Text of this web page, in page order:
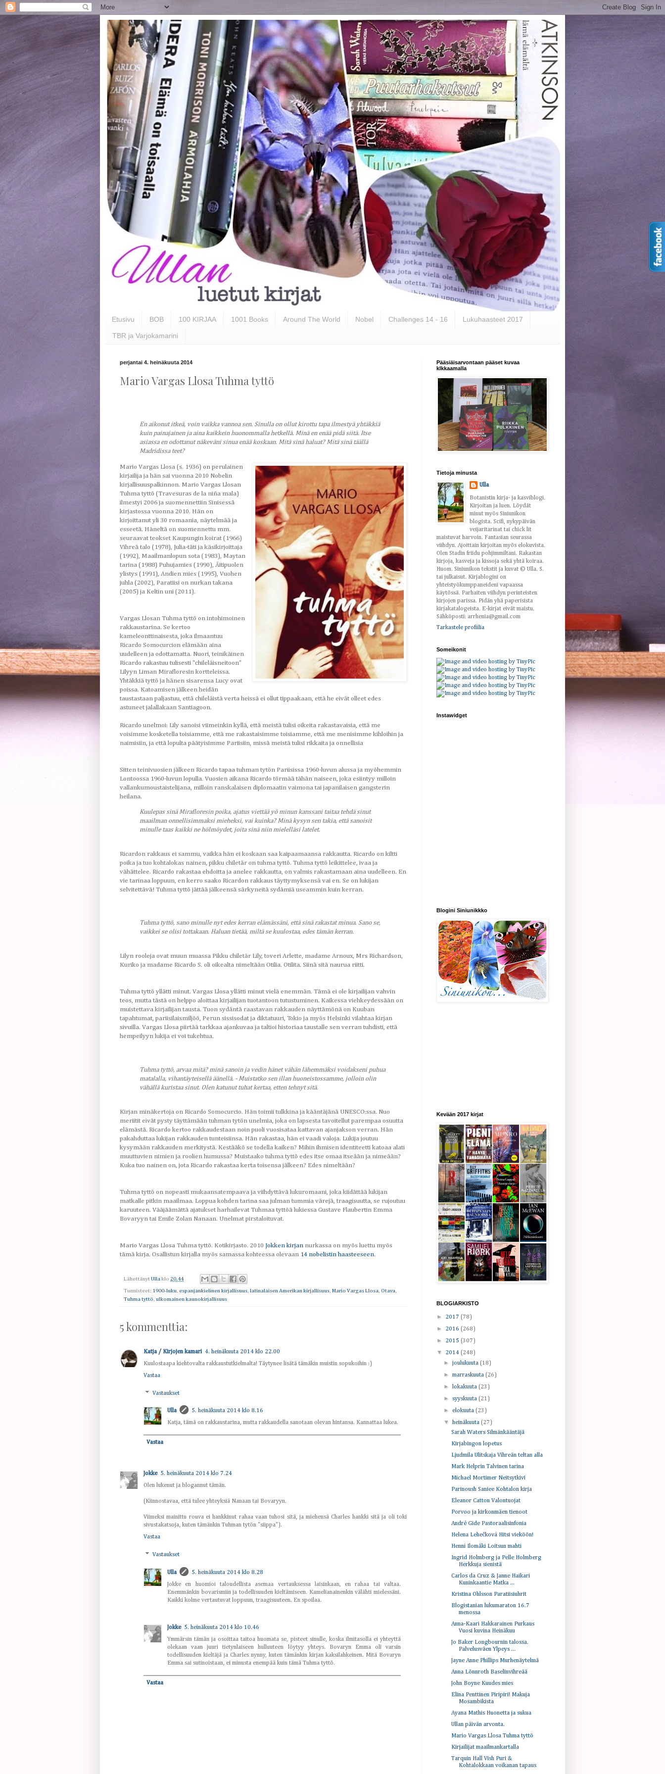
Etusivu BOB 100 KIRJAA 1001 Books Around The World Nobel Challenges 14 - 16 Lukuhaasteet 2017
TBR ja Varjokamarini
perjantai 4. heinäkuuta 2014
Mario Vargas Llosa Tuhma tyttö
En aikonut itkeä, voin vaikka vannoa sen. Sinulla on ollut kirottu tapa ilmestyä yhtäkkiä
kuin painajainen ja aina kaikkein huonommalla hetkellä. Minä en enää pidä siitä. Itse
asiassa en odottanut näkeväni sinua enää koskaan. Mitä sinä haluat? Mitä sinä täällä
Madridissa teet?
Mario Vargas Llosa (s. 1936) on perulainen
kirjailija ja hän sai vuonna 2010 Nobelin
kirjallisuuspalkinnon. Mario Vargas Llosan
Tuhma tyttö (Travesuras de la niña mala)
ilmestyi 2006 ja suomennettiin Sinisessä
kirjastossa vuonna 2010. Hän on
kirjoittanut yli 30 romaania, näytelmää ja
esseetä. Häneltä on suomennettu mm.
seuraavat teokset Kaupungin koirat (1966)
Vihreä talo (1978), Julia-täti ja käsikirjoittaja
(1992), Maailmanlopun sota (1983), Maytan
tarina (1988) Puhujamies (1990), Äitipuolen
ylistys (1991), Andien mies (1995), Vuohen
juhla (2002), Paratiisi on nurkan takana
(2005) ja Keltin uni (2011).
Vargas Llosan Tuhma tyttö on intohimoinen
rakkaustarina. Se kertoo
kameleonttinaisesta, joka ilmaantuu
Ricardo Somocurcion elämään aina
uudelleen ja odottamatta. Nuori, teinikäinen
Ricardo rakastuu tulisesti "chileläisneitoon"
Lilyyn Liman Mirafloresin kortteleissa.
Yhtäkkiä tyttö ja hänen sisarensa Lucy ovat
poissa. Katoamisen jälkeen heidän
taustastaan paljastuu, että chileläistä verta heissä ei ollut tippaakaan, että he eivät olleet edes
astuneet jalallakaan Santiagoon.
Ricardo unelmoi: Lily sanoisi viimeinkin kyllä, että meistä tulisi oikeita rakastavaisia, että me
voisimme kosketella toisiamme, että me rakastaisimme toisiamme, että me menisimme kihloihin ja
naimisiin, ja että lopulta päätyisimme Pariisiin, missä meistä tulisi rikkaita ja onnellisia
Sitten teinivuosien jälkeen Ricardo tapaa tuhman tytön Pariisissa 1960-luvun alussa ja myöhemmin
Lontoossa 1960-luvun lopulla. Vuosien aikana Ricardo törmää tähän naiseen, joka esiintyy milloin
vallankumoustaistelijana, milloin ranskalaisen diplomaatin vaimona tai japanilaisen gangsterin
heilana.
Kuulepas sinä Mirafloresin poika, ajatus viettää yö minun kanssani taitaa tehdä sinut
maailman onnellisimmaksi mieheksi, vai kuinka? Minä kysyn sen takia, että sanoisit
minulle taas kaikki ne hölmöydet, joita sinä niin mielelläsi latelet.
Ricardon rakkaus ei sammu, vaikka hän ei koskaan saa kaipaamaansa rakkautta. Ricardo on kiltti
poika ja tuo kohtalokas nainen, pikku chiletär on tuhma tyttö. Tuhma tyttö leikittelee, ivaa ja
vähättelee. Ricardo rakastaa ehdoitta ja anelee rakkautta, on valmis rakastamaan aina uudelleen. En
vie tarinaa loppuun, en kerro saako Ricardon rakkaus täyttymyksensä vai en. Se on lukijan
selvitettävä! Tuhma tyttö jättää jälkeensä särkyneitä sydämiä useammin kuin kerran.
Tuhma tyttö, sano minulle nyt edes kerran elämässäni, että sinä rakastat minua. Sano se,
vaikkei se olisi tottakaan. Haluan tietää, miltä se kuulostaa, edes tämän kerran.
Lilyn rooleja ovat muun muassa Pikku chiletär Lily, toveri Arlette, madame Arnoux, Mrs Richardson,
Kuriko ja madame Ricardo S. oli oikealta nimeltään Otilia. Otilita. Siinä sitä naurua riitti.
Tuhma tyttö yllätti minut. Vargas Llosa yllätti minut vielä enemmän. Tämä ei ole kirjailijan vahvin
teos, mutta tästä on helppo aloittaa kirjailijan tuotantoon tutustuminen. Kaikessa viehkeydessään on
muistettava kirjailijan tausta. Tuon sydäntä raastavan rakkauden näyttämönä on Kuuban
tapahtumat, pariisilaismiljöö, Perun sissisodat ja diktatuuri, Tokio ja myös Helsinki vilahtaa kirjan
sivuilla. Vargas Llosa piirtää tarkkaa ajankuvaa ja taltioi historiaa taustalle sen verran tuhdisti, että
hempeilyyn lukija ei voi tukehtua.
Tuhma tyttö, arvaa mitä? minä sanoin ja vedin hänet vähän lähemmäksi voidakseni puhua
matalalla, vihantäyteisellä äänellä. - Muistatko sen illan huoneistossamme, jolloin olin
vähällä kuristaa sinut. Olen katunut tuhat kertaa, etten tehnyt sitä.
Kirjan minäkertoja on Ricardo Somocurcio. Hän toimii tulkkina ja kääntäjänä UNESCO:ssa. Nuo
meriitit eivät pysty täyttämään tuhman tytön unelmia, joka on lapsesta tavoitellut parempaa osuutta
elämästä. Ricardo kertoo rakkaudestaan noin puoli vuosisataa kattavan ajanjakson verran. Hän
pakahduttaa lukijan rakkauden tunteisiinsa. Hän rakastaa, hän ei vaadi valoja. Lukija joutuu
kysymään rakkauden merkitystä. Kestääkö se todella kaiken? Mihin ihmisen identiteetti katoaa alati
muuttuvien nimien ja roolien humussa? Muistaako tuhma tyttö edes itse omaa itseään ja nimeään?
Kuka tuo nainen on, jota Ricardo rakastaa kerta toisensa jälkeen? Edes nimeltään?
Tuhma tyttö on nopeasti mukaansatempaava ja viihdyttävä lukuromaani, joka kiidättää lukijan
matkalle pitkin maailmaa. Loppua kohden tarina saa julman tummia värejä, traagisuutta, se rujoutuu
karuuteen. Vääjäämättä ajatukset harhailevat Tuhmaa tyttöä lukiessa Gustave Flaubertin Emma
Bovaryyn tai Emile Zolan Nanaan. Unelmat pirstaloituvat.
Mario Vargas Llosa Tuhma tyttö. Kotikirjasto. 2010 Jokken kirjan nurkassa on myös luettu myös
tämä kirja. Osallistun kirjalla myös samassa kohteessa olevaan 14 nobelistin haasteeseen.
Lähettänyt Ulla klo 20.44
Tunnisteet: 1900-luku, espanjankielinen kirjallisuus, latinalaisen Amerikan kirjallisuus, Mario Vargas Llosa, Otava,
Tuhma tyttö , ulkomainen kaunokirjallisuus
5 kommenttia:
Katja / Kirjojen kamari 4. heinäkuuta 2014 klo 22.00
Kuulostaapa kiehtovalta rakkaustutkielmalta! Täytynee lisätä tämäkin muistin sopukoihin :)
Vastaa
Vastaukset
Ulla
5. heinäkuuta 2014 klo 8.16
Katja, tämä on rakkaustarina, mutta rakkaudella sanotaan olevan hintansa. Kannattaa lukea.
Vastaa
Jokke 5. heinäkuuta 2014 klo 7.24
Olen lukenut ja blogannut tämän.
(Kiinnostavaa, että tulee yhteyksiä Nanaan tai Bovaryyn.
Viimeksi mainittu rouva ei hankkinut rahaa vaan tuhosi sitä, ja miehensä Charles hankki sitä ja oli toki
sivustakatsoja, kuten tämänkin Tuhman tytön "siippa").
Vastaa
Vastaukset
Ulla
5. heinäkuuta 2014 klo 8.28
Jokke en huomioi taloudellista asemaa vertauksessa laisinkaan, en rahaa tai valtaa.
Enemmänkin bovarismiin ja todellisuuden kieltämiseen. Kamelianainenkin välähti mielessäni.
Kaikki kolme vertautuvat loppuun, traagisuuteen. En spoilaa.
Jokke 5. heinäkuuta 2014 klo 10.46
Ymmärsin tämän ja osoittaa taitoa huomata se, pisteet sinulle, koska ilmitasolla ei yhteyttä
olekaan vaan juuri tietynlaiseen hulluuteen löytyy yhteys. Bovaryn Emma oli varsin
todellisuuden kieltäjä ja Charles nynny, kuten tämänkin kirjan kaksilahkeinen. Mitä Bovaryn
Emma sai sutinoistaan, ei minusta enempää kuin tämä Tuhma tyttö.
Vastaa
Pääsiäisarvontaan pääset kuvaa
klkkaamalla
Tietoja minusta
Ulla
Botanistin kirja- ja kasviblogi.
Kirjoitan ja luen. Löydät
minut myös Siniunikon
blogista. Scifi, nykypäivän
veijaritarinat tai chick lit
maistuvat harvoin. Fantasian seurassa
viihdyn. Ajoittain kirjoitan myös elokuvista.
Olen Stadin friidu pohjimmiltani. Rakastan
kirjoja, kasveja ja kissoja sekä yhtä koiraa.
Huom. Siniunikon tekstit ja kuvat © Ulla. S.
tai julkaisut. Kirjablogini on
yhteistyökumppaneideni vapaassa
käytössä. Parhaiten viihdyn perinteisten
kirjojen parissa. Pidän yhä paperisista
kirjakatalogeista. E-kirjat eivät maistu.
Sähköposti: arrhenia@gmail.com
Tarkastele profiilia
Someikonit
Instawidget
Blogini Siniunikkko
Kevään 2017 kirjat
BLOGIARKISTO
► 2017 (78)
► 2016 (268)
► 2015 (307)
▼ 2014 (248)
►joulukuuta (18)
►marraskuuta (26)
►lokakuuta (23)
►syyskuuta (21)
► elokuuta (23)
▼heinäkuuta (27)
Sarah Waters Silmänkääntäjä
Kirjabingon lopetus
Ljudmila Ulitskaja Vihreän teltan alla
Mark Helprin Talvinen tarina
Michael Mortimer Neitsytkivi
Parinoush Saniee Kohtalon kirja
Eleanor Catton Valontuojat
Porvoo ja kirkonmäen tienoot
André Gide Pastoraalisinfonia
Helena Lehečková Hitsi vieköön!
Henni Ilomäki Loitsun mahti
Ingrid Holmberg ja Pelle Holmberg
Herkkuja sienistä
Carlos da Cruz & Janne Haikari
Kuninkaantie Matka ...
Kristina Ohlsson Paratiisiuhrit
Blogistanian lukumaraton 16.7
menossa
Anna-Kaari Hakkarainen Purkaus
Vuosi kuvina Heinäkuu
Jo Baker Longbournin talossa.
Palvelusväen Ylpeys ...
Jayne Anne Phillips Murhenäytelmä
Anna Lönnroth Baselinvihreää
John Boyne Kuudes mies
Elina Penttinen Piripiri! Makuja
Mosambikista
Ayana Mathis Huonetta ja sukua
Ullan päivän arvonta.
Mario Vargas Llosa Tuhma tyttö
Kirjailijat maailmankartalla
Tarquin Hall Vish Puri &
Kohtalokkaan voikanan tapaus